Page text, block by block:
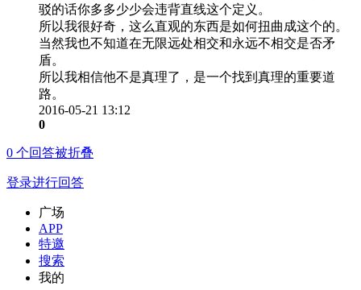
驳的话你多多少少会违背直线这个定义。
所以我很好奇，这么直观的东西是如何扭曲成这个的。
当然我也不知道在无限远处相交和永远不相交是否矛
盾。
所以我相信他不是真理了，是一个找到真理的重要道
路。
2016-05-21 13:12
0
0 个回答被折叠
登录进行回答
广场
APP
特邀
搜索
我的